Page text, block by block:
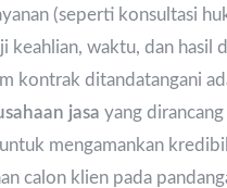
(seperti konsultasi
keahlian, waktu, dan
kontrak ditandatangani
jasa yang
mengamankan
calon klien pada